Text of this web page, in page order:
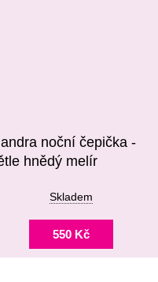
noční čepička -
hnědý melír
Skladem
550 Kč